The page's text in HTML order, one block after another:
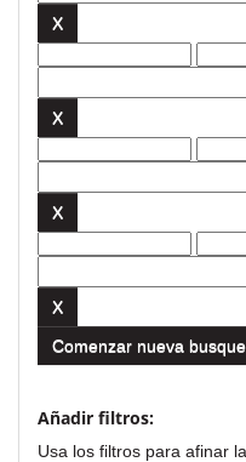
Comenzar nueva
Añadir filtros:
Usa los filtros para afinar